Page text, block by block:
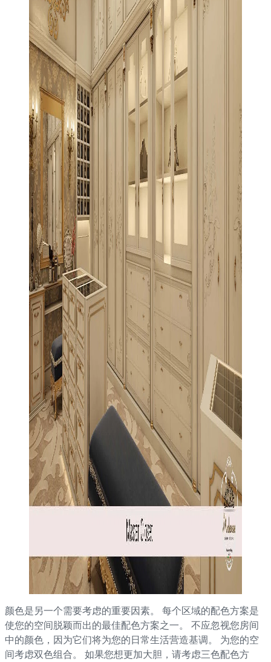
颜色是另一个需要考虑的重要因素。 每个区域的配色方案是
使您的空间脱颖而出的最佳配色方案之一。 不应忽视您房间
中的颜色，因为它们将为您的日常生活营造基调。 为您的空
间考虑双色组合。 如果您想更加大胆，请考虑三色配色方